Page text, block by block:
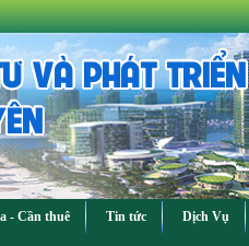
VÀ PHÁT TRIỂN
- Cần thuê Tin tức Dịch Vụ